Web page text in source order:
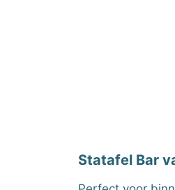
Statafel Bar